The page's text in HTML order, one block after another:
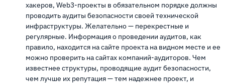
хакеров, Web3-проекты в обязательном порядке должны
проводить аудиты безопасности своей технической
инфраструктуры. Желательно — перекрестные и
регулярные. Информация о проведении аудитов, как
правило, находится на сайте проекта на видном месте и ее
можно проверить на сайтах компаний-аудиторов. Чем
известнее структуры, проводящие аудит безопасности,
чем лучше их репутация — тем надежнее проект, и